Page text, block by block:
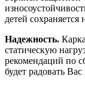
детей
Надежность.
статическую
рекомендаций по
будет радовать